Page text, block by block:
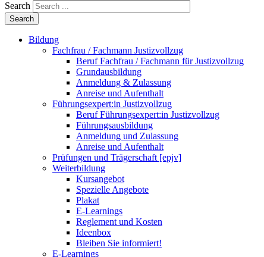
Search
Bildung
Fachfrau / Fachmann Justizvollzug
Beruf Fachfrau / Fachmann für Justizvollzug
Grundausbildung
Anmeldung & Zulassung
Anreise und Aufenthalt
Führungsexpert:in Justizvollzug
Beruf Führungsexpert:in Justizvollzug
Führungsausbildung
Anmeldung und Zulassung
Anreise und Aufenthalt
Prüfungen und Trägerschaft [epjv]
Weiterbildung
Kursangebot
Spezielle Angebote
Plakat
E-Learnings
Reglement und Kosten
Ideenbox
Bleiben Sie informiert!
E-Learnings